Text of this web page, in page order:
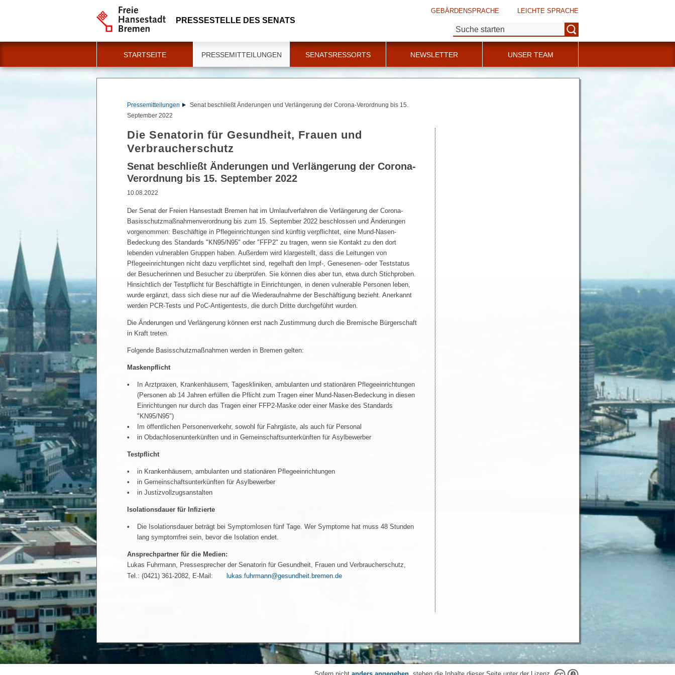
PRESSESTELLE DES SENATS
GEBÄRDENSPRACHE LEICHTE SPRACHE
Suche:
STARTSEITE PRESSEMITTEILUNGEN SENATSRESSORTS NEWSLETTER UNSER TEAM
Pressemitteilungen
Senat beschließt Änderungen und Verlängerung der Corona-Verordnung bis 15.
September 2022
Die Senatorin für Gesundheit, Frauen und
Verbraucherschutz
Senat beschließt Änderungen und Verlängerung der Corona-
Verordnung bis 15. September 2022
10.08.2022
Der Senat der Freien Hansestadt Bremen hat im Umlaufverfahren die Verlängerung der Corona-
Basisschutzmaßnahmenverordnung bis zum 15. September 2022 beschlossen und Änderungen
vorgenommen: Beschäftige in Pflegeinrichtungen sind künftig verpflichtet, eine Mund-Nasen-
Bedeckung des Standards "KN95/N95" oder "FFP2" zu tragen, wenn sie Kontakt zu den dort
lebenden vulnerablen Gruppen haben. Außerdem wird klargestellt, dass die Leitungen von
Pflegeeinrichtungen nicht dazu verpflichtet sind, regelhaft den Impf-, Genesenen- oder Teststatus
der Besucherinnen und Besucher zu überprüfen. Sie können dies aber tun, etwa durch Stichproben.
Hinsichtlich der Testpflicht für Beschäftigte in Einrichtungen, in denen vulnerable Personen leben,
wurde ergänzt, dass sich diese nur auf die Wiederaufnahme der Beschäftigung bezieht. Anerkannt
werden PCR-Tests und PoC-Antigentests, die durch Dritte durchgeführt wurden.
Die Änderungen und Verlängerung können erst nach Zustimmung durch die Bremische Bürgerschaft
in Kraft treten.
Folgende Basisschutzmaßnahmen werden in Bremen gelten:
Maskenpflicht
In Arztpraxen, Krankenhäusern, Tageskliniken, ambulanten und stationären Pflegeeinrichtungen
(Personen ab 14 Jahren erfüllen die Pflicht zum Tragen einer Mund-Nasen-Bedeckung in diesen
Einrichtungen nur durch das Tragen einer FFP2-Maske oder einer Maske des Standards
"KN95/N95")
Im öffentlichen Personenverkehr, sowohl für Fahrgäste, als auch für Personal
in Obdachlosenunterkünften und in Gemeinschaftsunterkünften für Asylbewerber
Testpflicht
in Krankenhäusern, ambulanten und stationären Pflegeeinrichtungen
in Gemeinschaftsunterkünften für Asylbewerber
in Justizvollzugsanstalten
Isolationsdauer für Infizierte
Die Isolationsdauer beträgt bei Symptomlosen fünf Tage. Wer Symptome hat muss 48 Stunden
lang symptomfrei sein, bevor die Isolation endet.
Ansprechpartner für die Medien:
Lukas Fuhrmann, Pressesprecher der Senatorin für Gesundheit, Frauen und Verbraucherschutz,
Tel.: (0421) 361-2082, E-Mail:
lukas.fuhrmann@gesundheit.bremen.de